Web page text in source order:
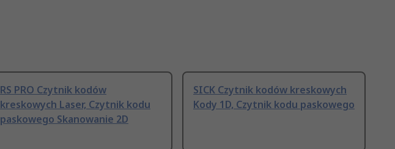
RS PRO Czytnik kodów
kreskowych Laser, Czytnik kodu
paskowego Skanowanie 2D
SICK Czytnik kodów kreskowych
Kody 1D, Czytnik kodu paskowego